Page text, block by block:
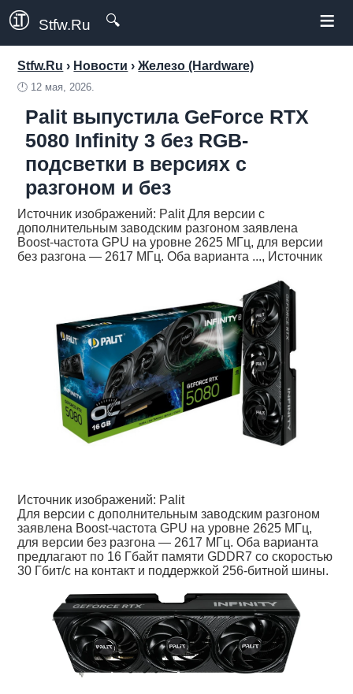
Stfw.Ru 🔍 ≡
Stfw.Ru › Новости ›Железо (Hardware)
🕛 12 мая, 2026.
Palit выпустила GeForce RTX
5080 Infinity 3 без RGB-
подсветки в версиях с
разгоном и без
Источник изображений: Palit Для версии с
дополнительным заводским разгоном заявлена
Boost-частота GPU на уровне 2625 МГц, для версии
без разгона — 2617 МГц. Оба варианта ..., Источник
Источник изображений: Palit
Для версии с дополнительным заводским разгоном
заявлена Boost-частота GPU на уровне 2625 МГц,
для версии без разгона — 2617 МГц. Оба варианта
предлагают по 16 Гбайт памяти GDDR7 со скоростью
30 Гбит/с на контакт и поддержкой 256-битной шины.